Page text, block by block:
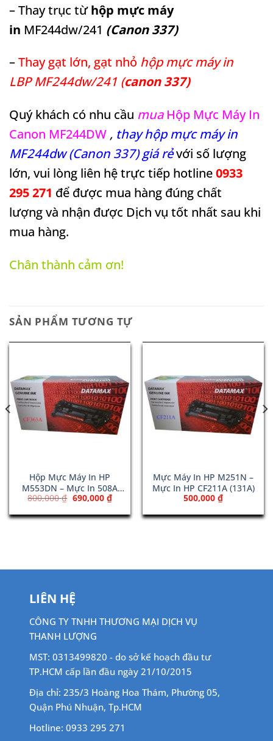
– Thay trục từhộp mực máy
in MF244dw/241 (Canon 337)
–Thay gạt lớn, gạt nhỏ hộp mực máy in
LBP MF244dw/241 (canon 337)
Quý khách có nhu cầu muaHộp Mực Máy In
Canon MF244DW , thay hộp mực máy in
MF244dw (Canon 337) giá rẻvới số lượng
lớn, vui lòng liên hệ trực tiếp hotline0933
295 271 để được mua hàng đúng chất
lượngvà nhận được Dịch vụ tốt nhất sau khi
mua hàng.
Chân thành cảm ơn!
SẢN PHẨM TƯƠNG TỰ
Hộp Mực Máy In HP
M553DN – Mực In 508A
Magenta (CF363A)
800,000₫ Giá
là:
800,000 ₫.
690,000 ₫Giá
hiện
tại
là:
Mực Máy In HP M251N –
Mực In HP CF211A (131A)
500,000 ₫
LIÊN HỆ
CÔNG TY TNHH THƯƠNG MẠI DỊCH VỤ
THANH LƯỢNG
MST: 0313499820 - do sở kế hoạch đầu tư
TP.HCM cấp lần đầu ngày 21/10/2015
Địa chỉ: 235/3 Hoàng Hoa Thám, Phường 05,
Quận Phú Nhuận, Tp.HCM
Hotline: 0933 295 271